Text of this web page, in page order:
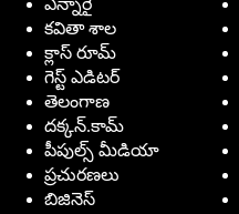
ఎన్నారై
కవితా శాల
క్లాస్ రూమ్
గెస్ట్ ఎడిటర్
తెలంగాణ
దక్కన్.కామ్
పీపుల్స్ ‌మీడియా
ప్రచురణలు
బిజినెస్